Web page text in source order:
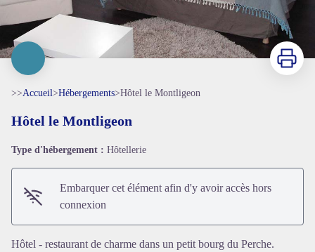
Voir l'image en plein écran
Imprimer
>>Accueil>Hébergements>Hôtel le Montligeon
Hôtel le Montligeon
Type d'hébergement : Hôtellerie
Embarquer cet élément afin d'y avoir accès hors
connexion
Hôtel - restaurant de charme dans un petit bourg du Perche.